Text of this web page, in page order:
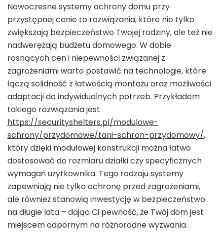
Nowoczesne systemy ochrony domu przy
przystępnej cenie to rozwiązania, które nie tylko
zwiększają bezpieczeństwo Twojej rodziny, ale też nie
nadwerężają budżetu domowego. W dobie
rosnących cen i niepewności związanej z
zagrożeniami warto postawić na technologie, które
łączą solidność z łatwością montażu oraz możliwości
adaptacji do indywidualnych potrzeb. Przykładem
takiego rozwiązania jest
https://securityshelters.pl/modulowe-
schrony/przydomowe/tani-schron-przydomowy/,
który dzięki modułowej konstrukcji można łatwo
dostosować do rozmiaru działki czy specyficznych
wymagań użytkownika. Tego rodzaju systemy
zapewniają nie tylko ochronę przed zagrożeniami,
ale również stanowią inwestycję w bezpieczeństwo
na długie lata – dając Ci pewność, że Twój dom jest
miejscem odpornym na różnorodne wyzwania.